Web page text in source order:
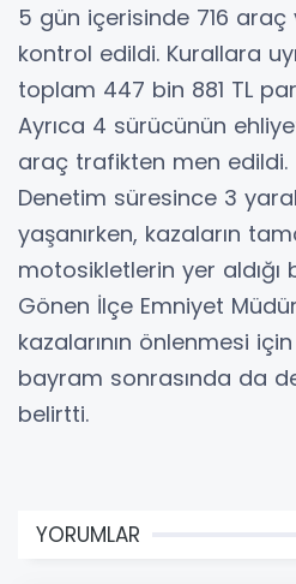
5 gün içerisinde 716
kontrol edildi. Kurallara
toplam 447 bin 881 TL
Ayrıca 4 sürücünün
araç trafikten men edildi.
Denetim süresince 3
yaşanırken, kazaların
motosikletlerin yer aldığı
Gönen İlçe Emniyet
kazalarının önlenmesi
bayram sonrasında da
belirtti.
YORUMLAR